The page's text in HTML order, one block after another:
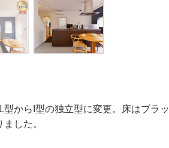
からI型の独立型に変更。床はブラッ
した。